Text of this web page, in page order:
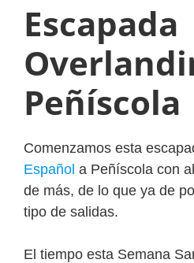
Escapada
Peñíscola
Comenzamos esta
Español a Peñíscola con
de más, de lo que ya de
tipo de salidas.
El tiempo esta Semana